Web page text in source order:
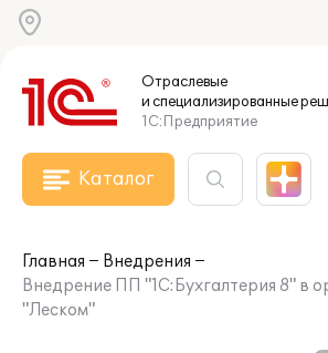
Отраслевые
и специализированные
1С:Предприятие
Каталог
Главная
Внедрения
Внедрение ПП "1С:Бухгалтерия 8" в
"Леском"